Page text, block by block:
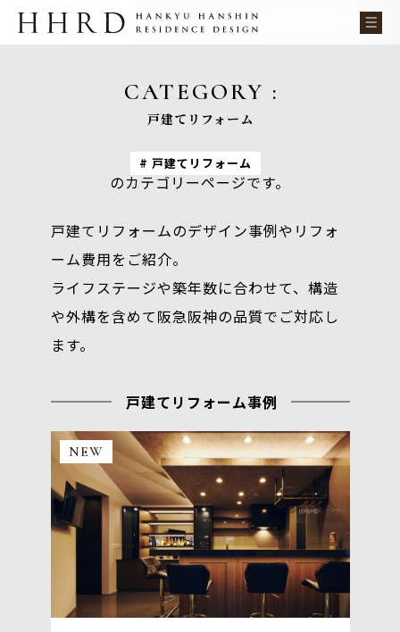
CATEGORY :
戸建てリフォーム
戸建てリフォーム
のカテゴリーページです。
戸建てリフォームのデザイン事例やリフォ
ーム費用をご紹介。
ライフステージや築年数に合わせて、構造
や外構を含めて阪急阪神の品質でご対応し
ます。
戸建てリフォーム事例
NEW